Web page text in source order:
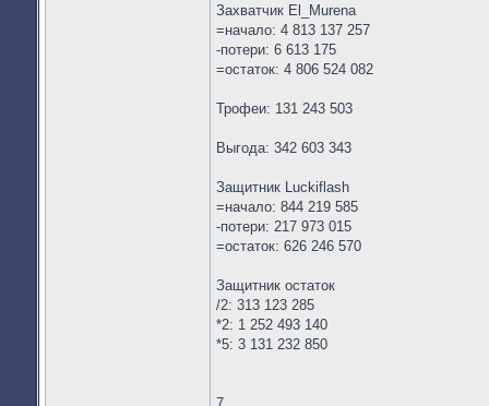
Захватчик El_Murena
=начало: 4 813 137 257
-потери: 6 613 175
=остаток: 4 806 524 082
Трофеи: 131 243 503
Выгода: 342 603 343
Защитник Luckiflash
=начало: 844 219 585
-потери: 217 973 015
=остаток: 626 246 570
Защитник остаток
/2: 313 123 285
*2: 1 252 493 140
*5: 3 131 232 850